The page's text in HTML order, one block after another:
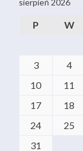
sierpień 2026
P W
3
4
10
11
17
18
24
25
31